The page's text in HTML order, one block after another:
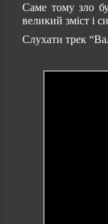
Саме тому зло
великий зміст і
Слухати трек